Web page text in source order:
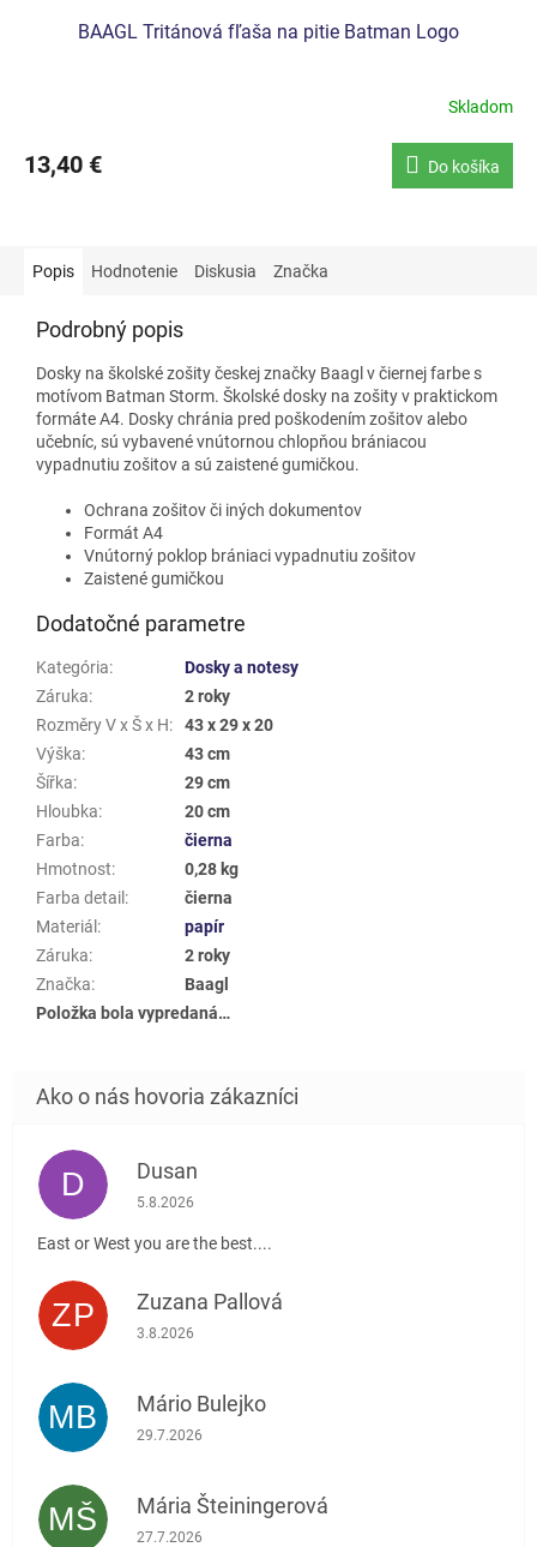
BAAGL Tritánová fľaša na pitie Batman Logo
Skladom
13,40 € Do košíka
Popis Hodnotenie Diskusia Značka
Podrobný popis
Dosky na školské zošity českej značky Baagl v čiernej farbe s
motívom Batman Storm. Školské dosky na zošity v praktickom
formáte A4. Dosky chránia pred poškodením zošitov alebo
učebníc, sú vybavené vnútornou chlopňou brániacou
vypadnutiu zošitov a sú zaistené gumičkou.
Ochrana zošitov či iných dokumentov
Formát A4
Vnútorný poklop brániaci vypadnutiu zošitov
Zaistené gumičkou
Dodatočné parametre
Kategória:
Dosky a notesy
Záruka:
2 roky
Rozměry V x Š x H:
43 x 29 x 20
Výška:
43 cm
Šířka:
29 cm
Hloubka:
20 cm
Farba:
čierna
Hmotnost:
0,28 kg
Farba detail :
čierna
Materiál :
papír
Záruka:
2 roky
Značka:
Baagl
Položka bola vypredaná…
D Dusan
Hodnotenie obchodu je 5 z 5 hviezdičiek.
5.8.2026
East or West you are the best....
ZP Zuzana Pallová
Hodnotenie obchodu je 5 z 5 hviezdičiek.
3.8.2026
MB Mário Bulejko
Hodnotenie obchodu je 5 z 5 hviezdičiek.
29.7.2026
MŠ Mária Šteiningerová
Hodnotenie obchodu je 5 z 5 hviezdičiek.
27.7.2026